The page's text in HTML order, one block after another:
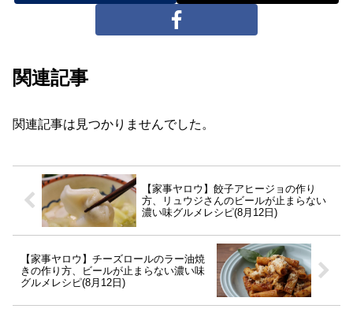
関連記事
関連記事は見つかりませんでした。
【家事ヤロウ】餃子アヒージョの作り
方、リュウジさんのビールが止まらない
濃い味グルメレシピ(8月12日)
【家事ヤロウ】チーズロールのラー油焼
きの作り方、ビールが止まらない濃い味
グルメレシピ(8月12日)